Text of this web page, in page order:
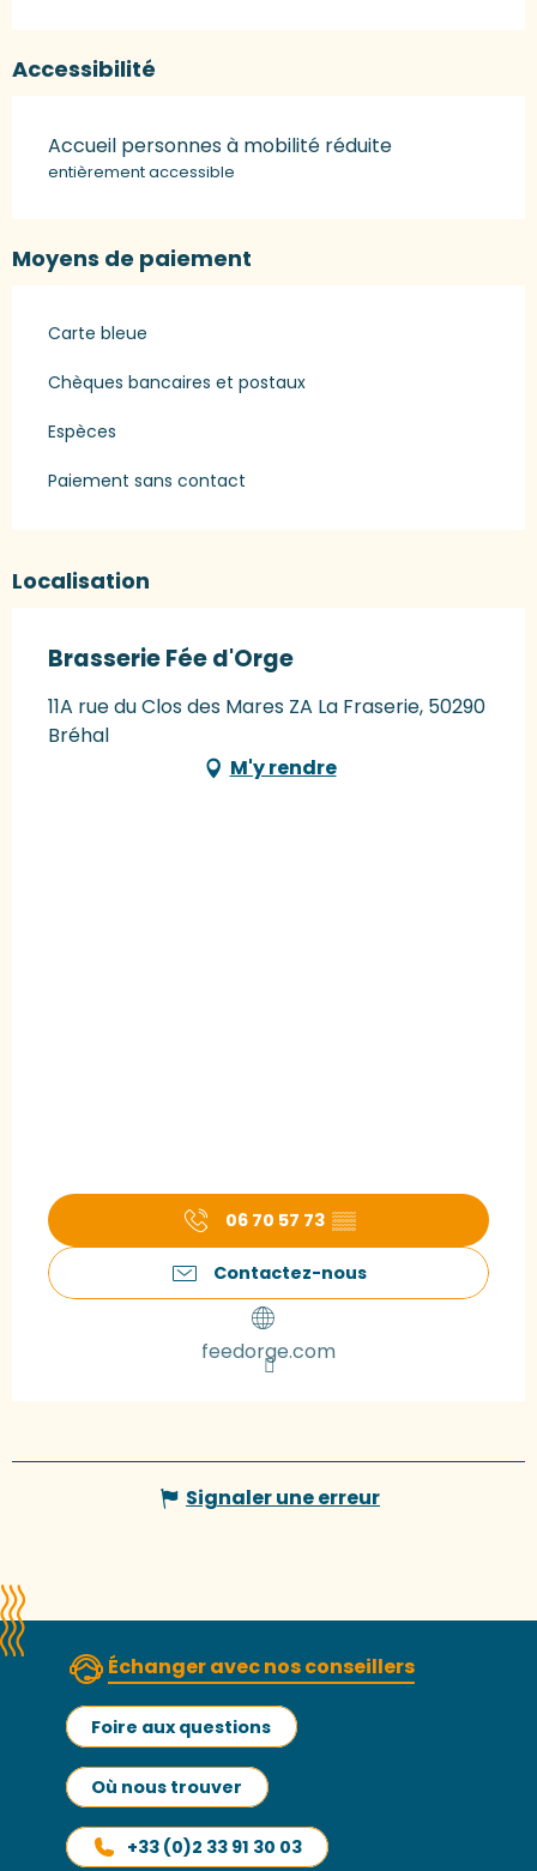
Accessibilité
Accueil personnes à mobilité réduite
entièrement accessible
Moyens de paiement
Carte bleue
Chèques bancaires et postaux
Espèces
Paiement sans contact
Localisation
Brasserie Fée d'Orge
11A rue du Clos des Mares ZA La Fraserie, 50290
Bréhal
M'y rendre
06 70 57 73 ▒▒
Contactez-nous
feedorge.com
Signaler une erreur
Échanger avec nos conseillers
Foire aux questions
Où nous trouver
+33 (0)2 33 91 30 03